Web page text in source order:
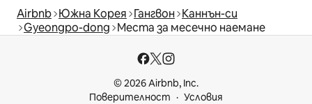
Airbnb Южна Корея Гангвон Каннън-си
Gyeongpo-dong Места за месечно наемане
© 2026 Airbnb, Inc.
Поверителност
Условия